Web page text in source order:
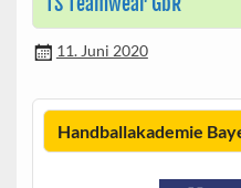
11. Juni 2020
Handballakademie